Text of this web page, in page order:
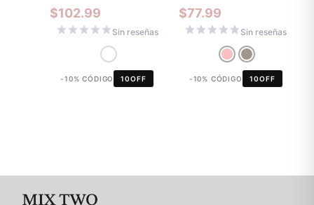
$102.99
Sin reseñas
-10% CÓDIGO 10OFF
$77.99
Sin reseñas
-10% CÓDIGO 10OFF